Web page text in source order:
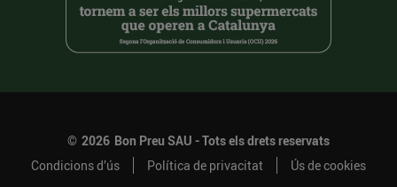
© 2026 Bon Preu SAU - Tots els drets reservats
Condicions d’ús
Política de privacitat Ús de cookies